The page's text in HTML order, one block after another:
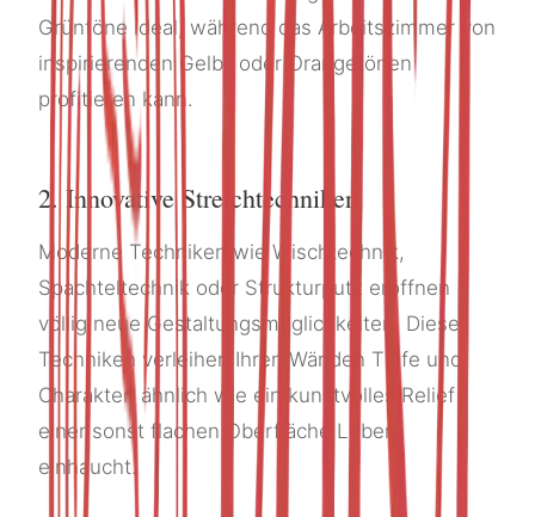
Grüntöne ideal, während das Arbeitszimmer von
inspirierenden Gelb- oder Orangetönen
profitieren kann.
2. Innovative Streichtechniken
Moderne Techniken wie Wischtechnik,
Spachteltechnik oder Strukturputz eröffnen
völlig neue Gestaltungsmöglichkeiten. Diese
Techniken verleihen Ihren Wänden Tiefe und
Charakter, ähnlich wie ein kunstvolles Relief
einer sonst flachen Oberfläche Leben
einhaucht.